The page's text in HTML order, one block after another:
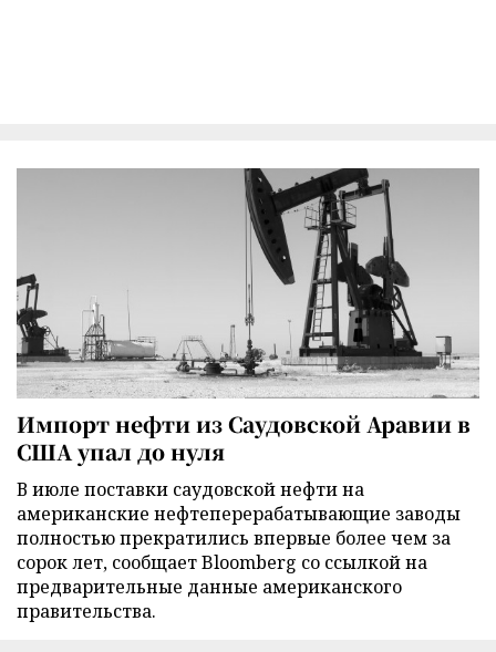
Импорт нефти из Саудовской Аравии в
США упал до нуля
В июле поставки саудовской нефти на
американские нефтеперерабатывающие заводы
полностью прекратились впервые более чем за
сорок лет, сообщает Bloomberg со ссылкой на
предварительные данные американского
правительства.